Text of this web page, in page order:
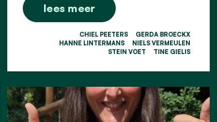
lees meer
CHIEL PEETERS
GERDA BROECKX
HANNE LINTERMANS
NIELS VERMEULEN
STEIN VOET
TINE GIELIS